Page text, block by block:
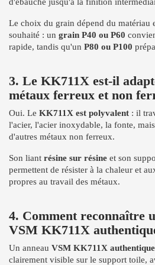
Le choix du grain dépend du matériau
souhaité : un grain P40 ou P60
rapide, tandis qu'un P80 ou P100
3. Le KK711X est-il
métaux ferreux et non
Oui. Le KK711X est polyvalent : il
l'acier, l'acier inoxydable, la fonte,
d'autres métaux non ferreux.
Son liant résine sur résine et son
permettent de résister à la chaleur et
propres au travail des métaux.
4. Comment reconnaître
VSM KK711X
Un anneau VSM KK711X authentique
clairement visible sur le support toile,